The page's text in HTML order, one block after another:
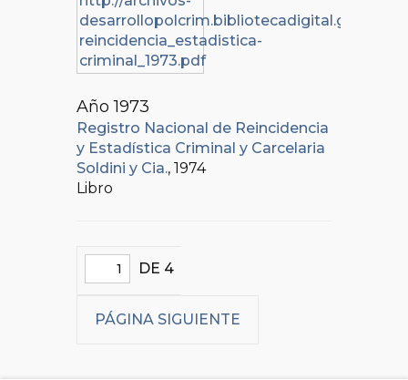
Año 1973
Registro Nacional de Reincidencia
y Estadística Criminal y Carcelaria
Soldini y Cia., 1974
Libro
DE 4
PÁGINA SIGUIENTE